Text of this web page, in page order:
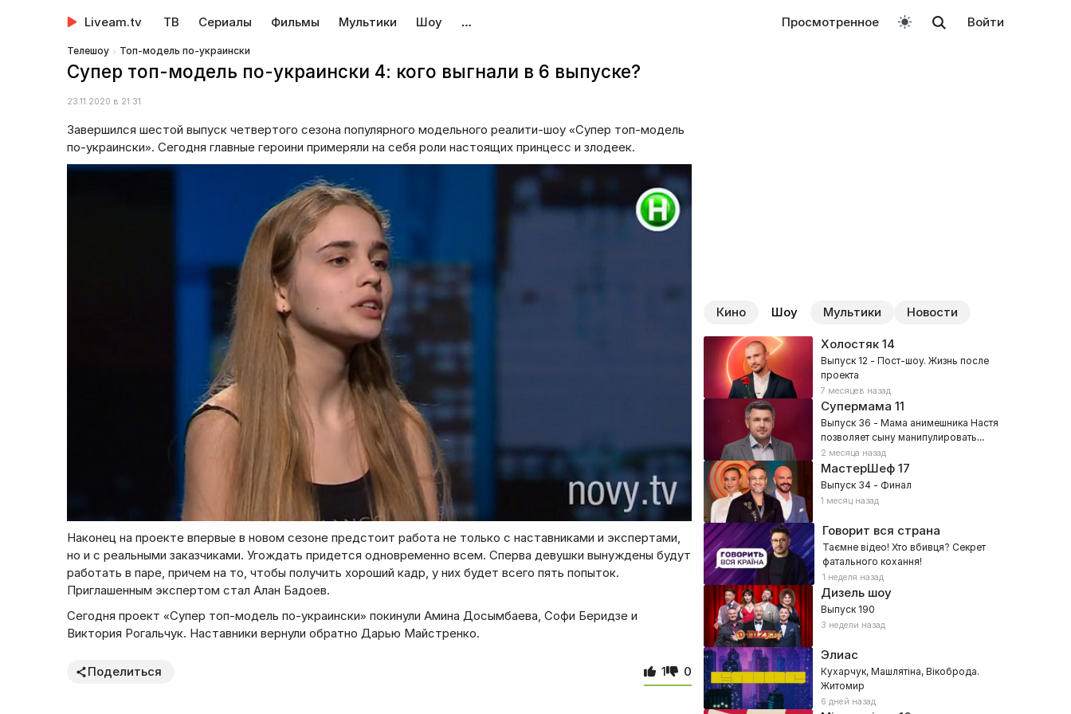
Liveam.tv ТВ Сериалы Фильмы Мультики Шоу … Просмотренное Войти
Телешоу Топ-модель по-украински
Супер топ-модель по-украински 4: кого выгнали в 6 выпуске?
23.11.2020 в 21:31
Завершился шестой выпуск четвертого сезона популярного модельного реалити-шоу «Супер топ-модель
по-украински». Сегодня главные героини примеряли на себя роли настоящих принцесс и злодеек.
Наконец на проекте впервые в новом сезоне предстоит работа не только с наставниками и экспертами,
но и с реальными заказчиками. Угождать придется одновременно всем. Сперва девушки вынуждены будут
работать в паре, причем на то, чтобы получить хороший кадр, у них будет всего пять попыток.
Приглашенным экспертом стал Алан Бадоев.
Сегодня проект «Супер топ-модель по-украински» покинули Амина Досымбаева, Софи Беридзе и
Виктория Рогальчук. Наставники вернули обратно Дарью Майстренко.
Поделиться 1 0
Кино Шоу Мультики Новости
Холостяк14
Выпуск 12 - Пост-шоу. Жизнь после
проекта
7 месяцев назад
Супермама 11
Выпуск 36 - Мама анимешника Настя
позволяет сыну манипулировать
собой?
2 месяца назад
МастерШеф17
Выпуск 34 - Финал
1 месяц назад
Говорит вся страна
Таємне відео! Хто вбивця? Секрет
фатального кохання!
1 неделя назад
Дизель шоу
Выпуск 190
3 недели назад
Элиас
Кухарчук, Машлятіна, Вікоброда.
Житомир
6 дней назад